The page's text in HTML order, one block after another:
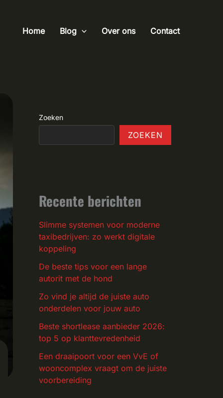
Home Blog Over ons Contact
Zoeken
ZOEKEN
Recente berichten
Slimme systemen voor moderne
taxibedrijven: zo werkt digitale
koppeling
De beste tips voor een lange
autorit met de hond
Zo vind je altijd de juiste auto
onderdelen voor jouw auto
Beste shortlease aanbieder 2026:
top 5 op klanttevredenheid
Een draaipoort voor een VvE of
wooncomplex vraagt om de juiste
voorbereiding